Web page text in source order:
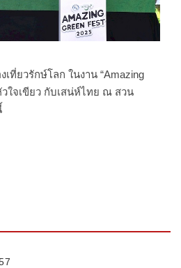
ที่ยวรักษ์โลก ในงาน “Amazing
วใจเขียว กับเสน่ห์ไทย ณ สวน